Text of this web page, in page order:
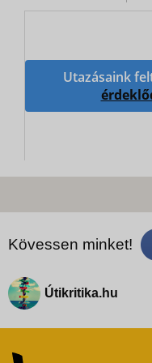
Utazásaink
Kövessen minket!
Útikritika.hu